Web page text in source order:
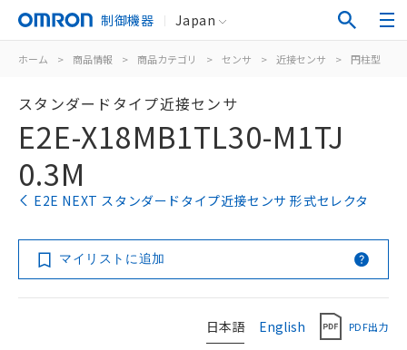
制御機器 Japan
ホーム > 商品情報 > 商品カテゴリ > センサ > 近接センサ > 円柱型
スタンダードタイプ近接センサ
E2E-X18MB1TL30-M1TJ
0.3M
E2E NEXT スタンダードタイプ近接センサ 形式セレクタ
マイリストに追加
日本語 English PDF出力